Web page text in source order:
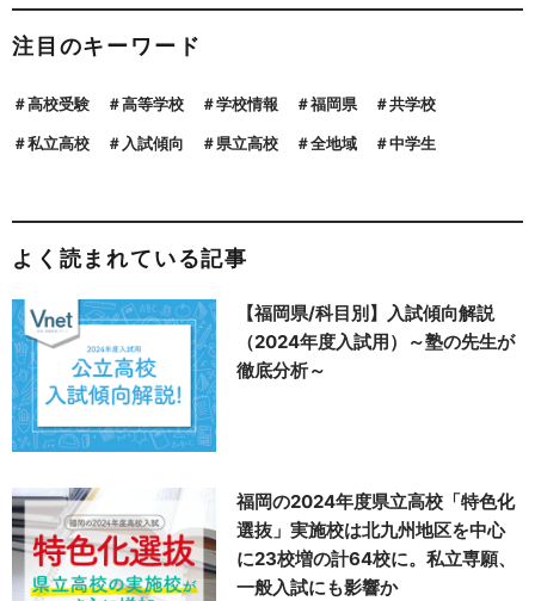
注目のキーワード
高校受験 高等学校 学校情報 福岡県 共学校
私立高校 入試傾向 県立高校 全地域 中学生
よく読まれている記事
【福岡県/科目別】入試傾向解説
（2024年度入試用）～塾の先生が
徹底分析～
福岡の2024年度県立高校「特色化
選抜」実施校は北九州地区を中心
に23校増の計64校に。私立専願、
一般入試にも影響か